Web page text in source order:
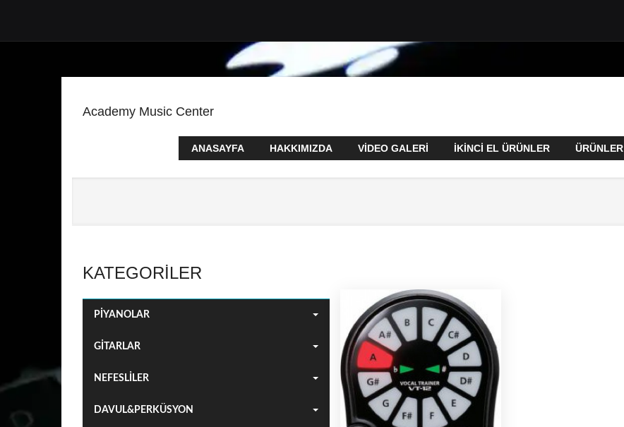
Academy Music Center
ANASAYFA HAKKIMIZDA VİDEO GALERİ İKİNCİ EL ÜRÜNLER ÜRÜNLER
KATEGORILER
PİYANOLAR
GİTARLAR
NEFESLİLER
DAVUL&PERKÜSYON